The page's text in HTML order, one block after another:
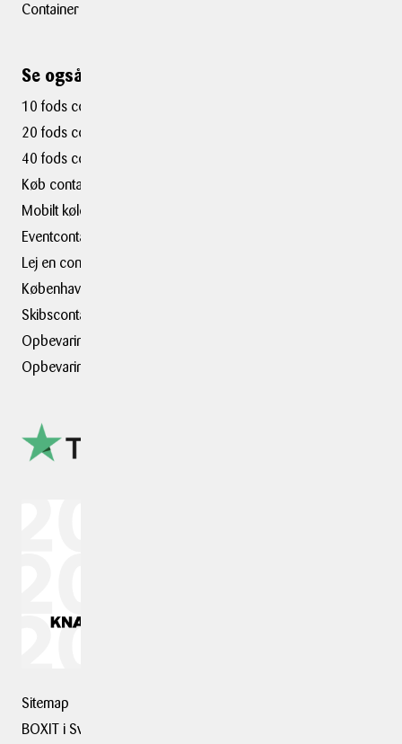
Container Taastrup
Se også ...
10 fods container
20 fods container
40 fods container
Køb container
Mobilt kølerum
Eventcontainer
Lej en container i
København
Skibscontainer
Opbevaring i København
Opbevaringsplads
Sitemap
BOXIT i Sverige